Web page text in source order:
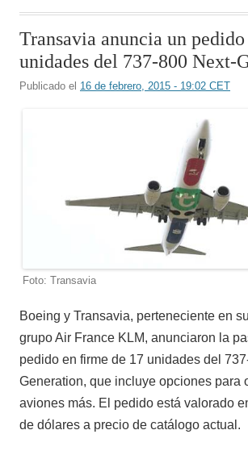
Transavia anuncia un pedido
unidades del 737-800 Next-
Publicado el 16 de febrero, 2015 - 19:02 CET
Foto: Transavia
Boeing y Transavia, perteneciente en
grupo Air France KLM, anunciaron la
pedido en firme de 17 unidades del
Generation, que incluye opciones para
aviones más. El pedido está valorado
de dólares a precio de catálogo actual.